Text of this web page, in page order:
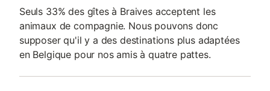
Seuls 33% des gîtes à Braives acceptent les
animaux de compagnie. Nous pouvons donc
supposer qu'il y a des destinations plus adaptées
en Belgique pour nos amis à quatre pattes.